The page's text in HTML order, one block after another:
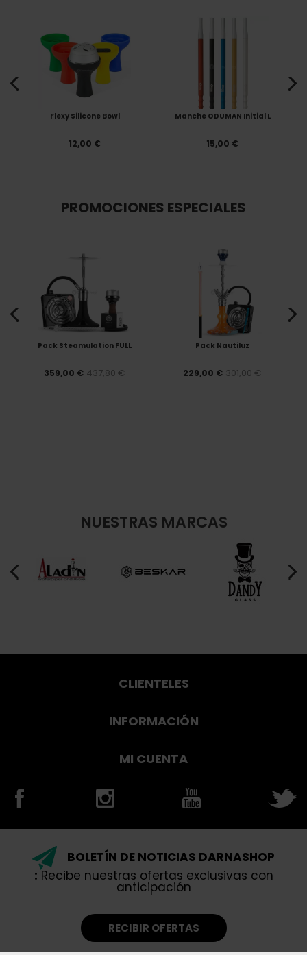
Flexy Silicone Bowl
12,00 €
Manche ODUMAN Initial L
15,00 €
PROMOCIONES ESPECIALES
Pack Steamulation FULL
359,00 € 437,80 €
Pack Nautiluz
229,00 € 301,00 €
NUESTRAS MARCAS
CLIENTELES
INFORMACIÓN
MI CUENTA
BOLETÍN DE NOTICIAS DARNASHOP
: Recibe nuestras ofertas exclusivas con
anticipación
RECIBIR OFERTAS